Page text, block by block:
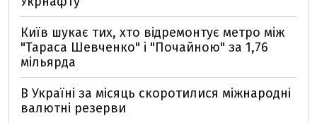
Київ шукає тих, хто відремонтує метро між
"Тараса Шевченко" і "Почайною" за 1,76
мільярда
В Україні за місяць скоротилися міжнародні
валютні резерви